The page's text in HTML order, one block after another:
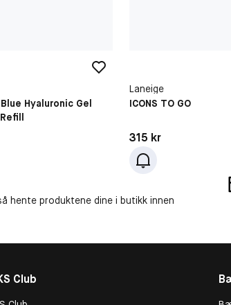
Hyaluronic Gel
Laneige
ICONS TO GO
Pris: 315 kr
315 kr
hente produktene dine i butikk innen
Club